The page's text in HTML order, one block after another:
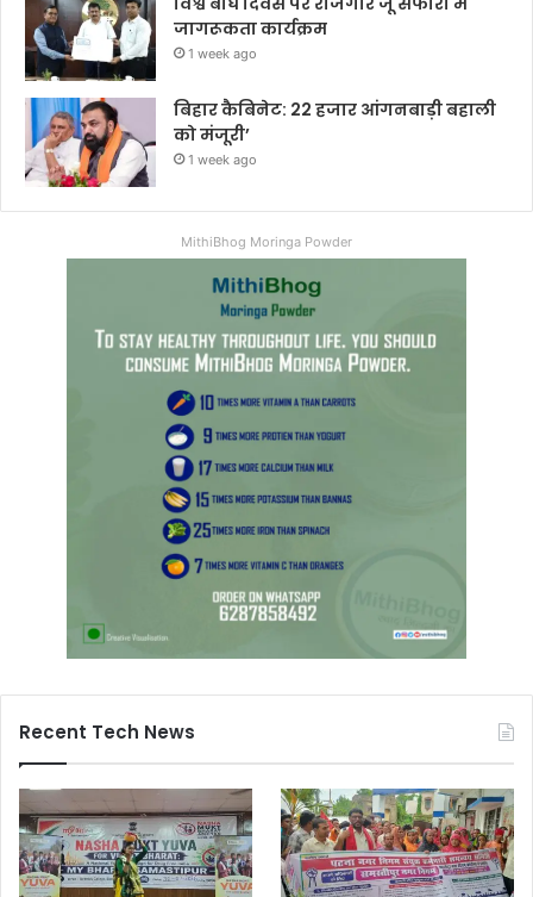
जागरूकता कार्यक्रम
1 week ago
बिहार कैबिनेट: 22 हजार आंगनबाड़ी बहाली
को मंजूरी’
1 week ago
MithiBhog Moringa Powder
Recent Tech News